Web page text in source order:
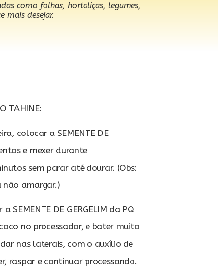
como folhas, hortaliças, legumes,
mais desejar.
TAHINE:
colocar a SEMENTE DE
e mexer durante
sem parar até dourar. (Obs:
amargar.)
SEMENTE DE GERGELIM da PQ
no processador, e bater muito
nas laterais, com o auxílio de
raspar e continuar processando.